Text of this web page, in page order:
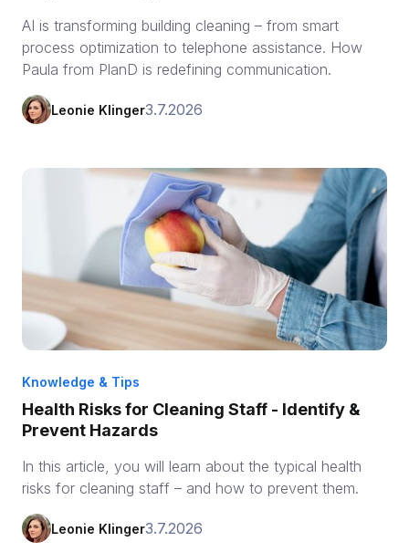
AI is transforming building cleaning – from smart
process optimization to telephone assistance. How
Paula from PlanD is redefining communication.
Leonie Klinger3.7.2026
Knowledge & Tips
Health Risks for Cleaning Staff - Identify &
Prevent Hazards
In this article, you will learn about the typical health
risks for cleaning staff – and how to prevent them.
Leonie Klinger3.7.2026